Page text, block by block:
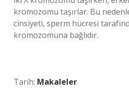
kromozomu taşırlar. Bu
cinsiyeti, sperm hücresi
kromozomuna bağlıdır.
Tarih: Makaleler